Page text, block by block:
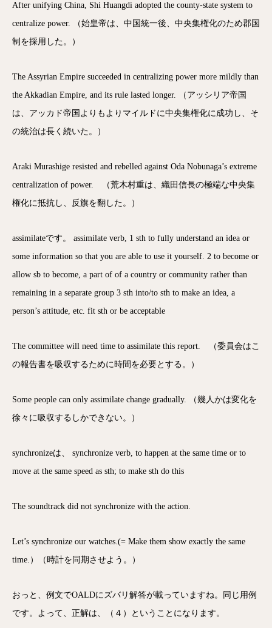
After unifying China, Shi Huangdi adopted the county-state system to
centralize power. （始皇帝は、中国統一後、中央集権化のため郡国
制を採用した。）
The Assyrian Empire succeeded in centralizing power more mildly than
the Akkadian Empire, and its rule lasted longer. （アッシリア帝国
は、アッカド帝国よりもよりマイルドに中央集権化に成功し、そ
の統治は長く続いた。）
Araki Murashige resisted and rebelled against Oda Nobunaga’s extreme
centralization of power. （荒木村重は、織田信長の極端な中央集
権化に抵抗し、反旗を翻した。）
assimilateです。 assimilate verb, 1 sth to fully understand an idea or
some information so that you are able to use it yourself. 2 to become or
allow sb to become, a part of of a country or community rather than
remaining in a separate group 3 sth into/to sth to make an idea, a
person’s attitude, etc. fit sth or be acceptable
The committee will need time to assimilate this report. （委員会はこ
の報告書を吸収するために時間を必要とする。）
Some people can only assimilate change gradually. （幾人かは変化を
徐々に吸収するしかできない。）
synchronizeは、 synchronize verb, to happen at the same time or to
move at the same speed as sth; to make sth do this
The soundtrack did not synchronize with the action.
Let’s synchronize our watches.(= Make them show exactly the same
time.）（時計を同期させよう。）
おっと、例文でOALDにズバリ解答が載っていますね。同じ用例
です。よって、正解は、（４）ということになります。